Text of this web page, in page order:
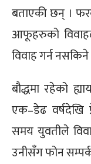
बताएकी छन् ।
आफूहरुको
विवाह गर्न
बौद्धमा रहेको
एक–डेढ वर्षदेखि
समय युवतीले
उनीसँग फोन